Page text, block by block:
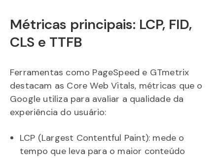
Métricas principais: LCP, FID,
CLS e TTFB
Ferramentas como PageSpeed e GTmetrix
destacam as Core Web Vitals, métricas que o
Google utiliza para avaliar a qualidade da
experiência do usuário:
LCP (Largest Contentful Paint): mede o
tempo que leva para o maior conteúdo